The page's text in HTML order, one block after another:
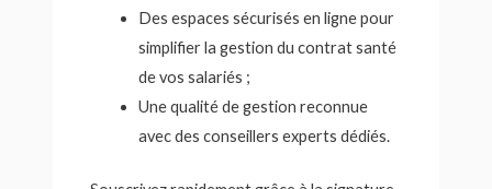
Des espaces sécurisés en ligne pour
simplifier la gestion du contrat santé
de vos salariés ;
Une qualité de gestion reconnue
avec des conseillers experts dédiés.